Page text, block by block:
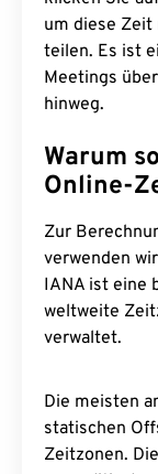
um diese Zeit
teilen. Es ist
Meetings
hinweg.
Warum
Online-
Zur
verwenden
IANA ist eine
weltweite
verwaltet.
Die meisten
statischen
Zeitzonen.